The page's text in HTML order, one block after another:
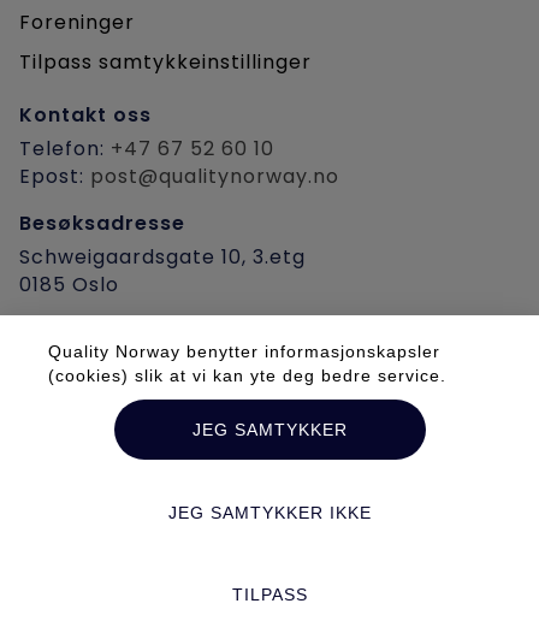
Kontakt oss
Telefon: +47 67 52 60 10
Epost: post@qualitynorway.no
Besøksadresse
Schweigaardsgate 10, 3.etg
0185 Oslo
Postboks 9355, Grønland
0135 Oslo
979 913 273
Foreninger
Tilpass samtykkeinstillinger
Quality Norway benytter informasjonskapsler
(cookies) slik at vi kan yte deg bedre service.
JEG SAMTYKKER
JEG SAMTYKKER IKKE
TILPASS